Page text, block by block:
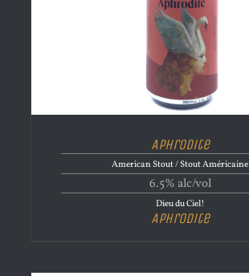
Aphrodite
American Stout / Stout Américaine
6.5% alc/vol
Dieu du Ciel!
Aphrodite